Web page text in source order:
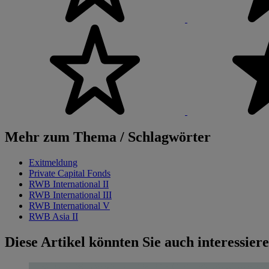
Mehr zum Thema / Schlagwörter
Exitmeldung
Private Capital Fonds
RWB International II
RWB International III
RWB International V
RWB Asia II
Diese Artikel könnten Sie auch